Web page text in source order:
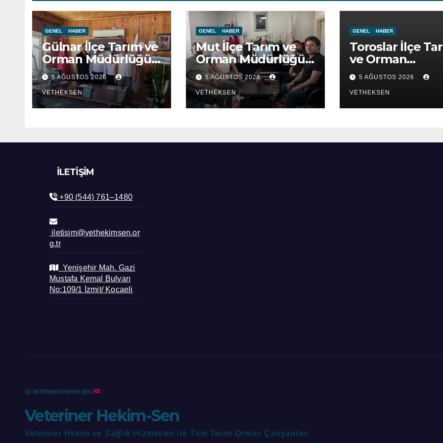
GENEL HABER
Gülnar İlçe Tarım ve
Orman Müdürlüğü
ziyaret edildi.
5 AĞUSTOS 2026
VETHEKSEN
GENEL HABER
Mut İlçe Tarım ve
Orman Müdürlüğü
ziyaret edildi.
5 AĞUSTOS 2026
VETHEKSEN
GENEL HABER
Toroslar İlçe
ve Orman
Müdürlüğü
edildi.
5 AĞUSTOS 2026
VETHEKSEN
İLETIŞIM
+90 (544) 761–1480
iletisim@vethekimsen.or
g.tr
Yenişehir Mah. Gazi
Mustafa Kemal Bulvarı
No:109/1 İzmit/ Kocaeli
Veteriner Hekim-Sen
Veteriner Hekim ve Sağlık Hizmetleri ile Tüm Tarım Orman Çalışanları